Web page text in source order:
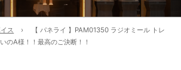
ス
【 パネライ 】PAM01350 ラジオミール トレ
のA様！！最高のご決断！！